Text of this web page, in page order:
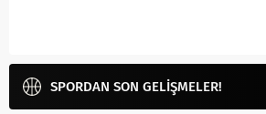
SPORDAN SON GELİŞMELER!